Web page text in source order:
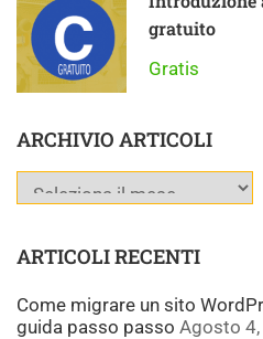
gratuito
Gratis
ARCHIVIO ARTICOLI
ARTICOLI RECENTI
Come migrare un sito
guida passo passo Agosto